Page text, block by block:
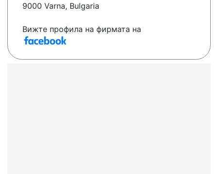
9000 Varna, Bulgaria
Вижте профила на фирмата на